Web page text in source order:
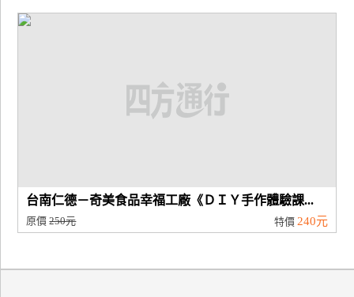
台南仁德－奇美食品幸福工廠《ＤＩＹ手作體驗課...
原價250元 特價 240元